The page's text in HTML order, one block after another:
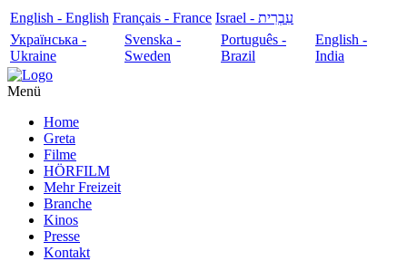
English - English Français - France
עִבְרִית - Israel
Українська -
Ukraine
Svenska -
Sweden
Português -
Brazil
English -
India
Menü
Home
Greta
Filme
HÖRFILM
Mehr Freizeit
Branche
Kinos
Presse
Kontakt